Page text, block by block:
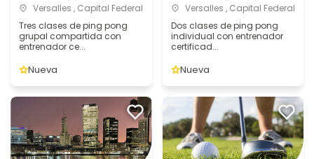
Versalles , Capital Federal
Tres clases de ping pong
grupal compartida con
entrenador ce...
Nueva
Versalles , Capital Federal
Dos clases de ping pong
individual con entrenador
certificad...
Nueva